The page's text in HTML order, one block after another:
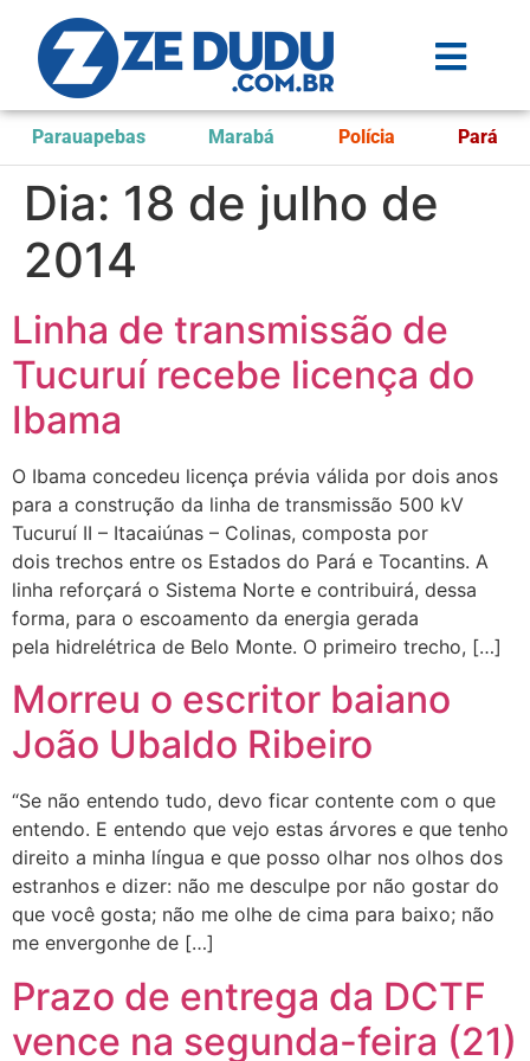
Parauapebas Marabá Polícia Pará
Dia: 18 de julho de
2014
Linha de transmissão de
Tucuruí recebe licença do
Ibama
O Ibama concedeu licença prévia válida por dois anos
para a construção da linha de transmissão 500 kV
Tucuruí II – Itacaiúnas – Colinas, composta por
dois trechos entre os Estados do Pará e Tocantins. A
linha reforçará o Sistema Norte e contribuirá, dessa
forma, para o escoamento da energia gerada
pela hidrelétrica de Belo Monte. O primeiro trecho, […]
Morreu o escritor baiano
João Ubaldo Ribeiro
“Se não entendo tudo, devo ficar contente com o que
entendo. E entendo que vejo estas árvores e que tenho
direito a minha língua e que posso olhar nos olhos dos
estranhos e dizer: não me desculpe por não gostar do
que você gosta; não me olhe de cima para baixo; não
me envergonhe de […]
Prazo de entrega da DCTF
vence na segunda-feira (21)